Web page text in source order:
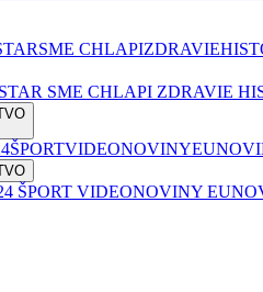
SME CHLAPIZDRAVIE
SME CHLAPI ZDRAVIE
ŠPORTVIDEONOVINY
ŠPORT VIDEONOVINY